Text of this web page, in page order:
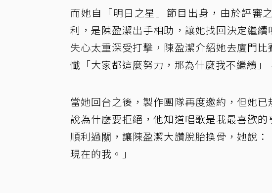
而她自「明日之星」節目出身，由於評審
利，是陳盈潔出手相助，讓她找回決定繼
失心太重深受打擊，陳盈潔介紹她去廈門
懺「大家都這麼努力，那為什麼我不繼續」
當她回台之後，製作團隊再度邀約，但她
說為什麼要拒絕，他知道唱歌是我最喜歡
順利過關，讓陳盈潔大讚脫胎換骨，她說
現在的我。」